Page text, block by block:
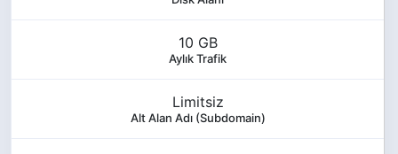
10 GB
Aylık Trafik
Limitsiz
Alt Alan Adı (Subdomain)